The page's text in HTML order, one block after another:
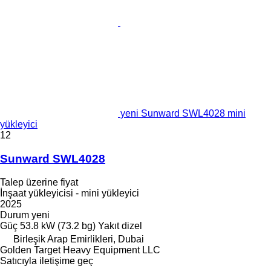
yeni Sunward SWL4028 mini
yükleyici
12
Sunward SWL4028
Talep üzerine fiyat
İnşaat yükleyicisi - mini yükleyici
2025
Durum yeni
Güç 53.8 kW (73.2 bg) Yakıt dizel
Birleşik Arap Emirlikleri, Dubai
Golden Target Heavy Equipment LLC
Satıcıyla iletişime geç